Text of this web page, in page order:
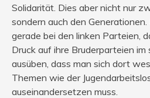
Solidarität. Dies aber nicht nur
sondern auch den
gerade bei den linken Parteien,
Druck auf ihre Bruderparteien im
ausüben, dass man sich dort
Themen wie der
auseinandersetzen muss.